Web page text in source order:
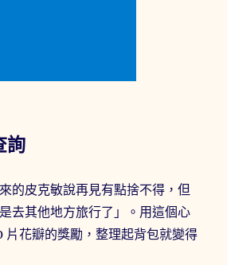
詢
的皮克敏說再見有點捨不得，但
去其他地方旅行了」。用這個心
片花瓣的獎勵，整理起背包就變得